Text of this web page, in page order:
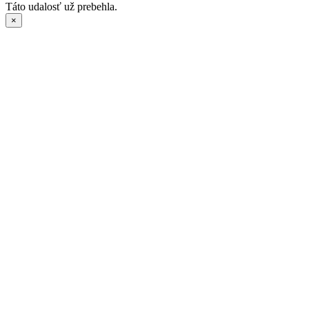
Táto udalosť už prebehla.
×